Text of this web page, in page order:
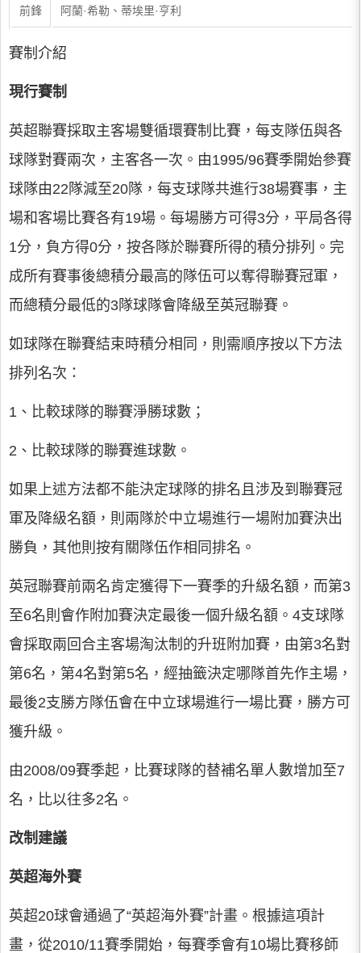
前鋒 阿蘭·希勒、蒂埃里·亨利
賽制介紹
現行賽制
英超聯賽採取主客場雙循環賽制比賽，每支隊伍與各
球隊對賽兩次，主客各一次。由1995/96賽季開始參賽
球隊由22隊減至20隊，每支球隊共進行38場賽事，主
場和客場比賽各有19場。每場勝方可得3分，平局各得
1分，負方得0分，按各隊於聯賽所得的積分排列。完
成所有賽事後總積分最高的隊伍可以奪得聯賽冠軍，
而總積分最低的3隊球隊會降級至英冠聯賽。
如球隊在聯賽結束時積分相同，則需順序按以下方法
排列名次：
1、比較球隊的聯賽淨勝球數；
2、比較球隊的聯賽進球數。
如果上述方法都不能決定球隊的排名且涉及到聯賽冠
軍及降級名額，則兩隊於中立場進行一場附加賽決出
勝負，其他則按有關隊伍作相同排名。
英冠聯賽前兩名肯定獲得下一賽季的升級名額，而第3
至6名則會作附加賽決定最後一個升級名額。4支球隊
會採取兩回合主客場淘汰制的升班附加賽，由第3名對
第6名，第4名對第5名，經抽籤決定哪隊首先作主場，
最後2支勝方隊伍會在中立球場進行一場比賽，勝方可
獲升級。
由2008/09賽季起，比賽球隊的替補名單人數增加至7
名，比以往多2名。
改制建議
英超海外賽
英超20球會通過了“英超海外賽”計畫。根據這項計
畫，從2010/11賽季開始，每賽季會有10場比賽移師